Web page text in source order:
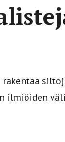
ilmiöiden